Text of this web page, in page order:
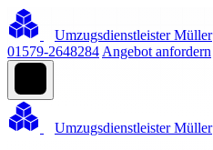
Umzugsdienstleister Müller
01579-2648284 Angebot anfordern
Umzugsdienstleister Müller